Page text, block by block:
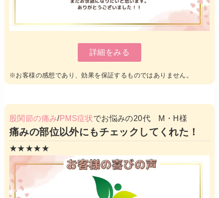
詳細をみる
※お客様の感想であり、効果を保証するものではありません。
股関節の痛み/PMS症状でお悩みの20代 M・H様
痛みの部位以外にもチェックしてくれた！
★★★★★